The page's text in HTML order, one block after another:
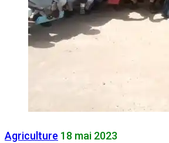
Agriculture 18 mai 2023